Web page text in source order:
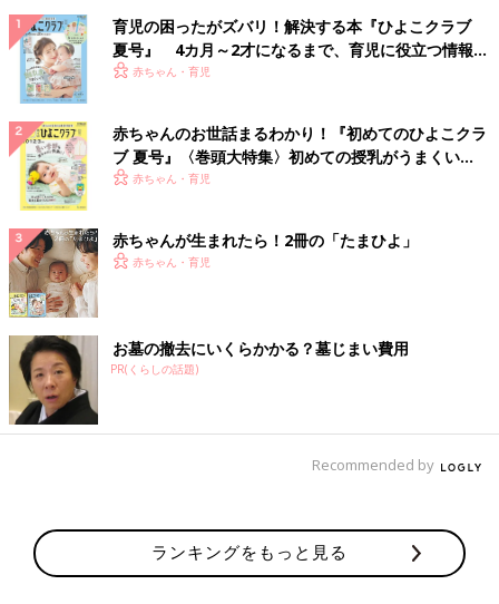
育児の困ったがズバリ！解決する本『ひよこクラブ
夏号』 4カ月～2才になるまで、育児に役立つ情報が
いっぱい！
赤ちゃん・育児
赤ちゃんのお世話まるわかり！『初めてのひよこクラ
ブ 夏号』〈巻頭大特集〉初めての授乳がうまくい
く！ おっぱい・ミルクの基本と夏のトラブル 解決テ
赤ちゃん・育児
赤ちゃんが生まれたら！2冊の「たまひよ」
赤ちゃん・育児
お墓の撤去にいくらかかる？墓じまい費用
PR(くらしの話題)
Recommended by
ランキングをもっと見る